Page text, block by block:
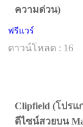
ความด่วน)
ฟรีแวร์
ดาวน์โหลด : 16
Clipfield (โปร
ดีไซน์สวยบน